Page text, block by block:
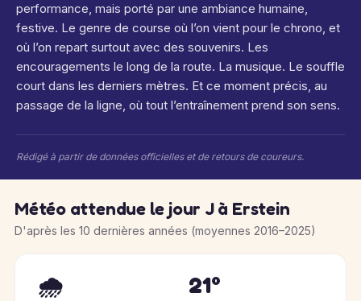
performance, mais porté par une ambiance humaine,
festive. Le genre de course où l’on vient pour le chrono, et
où l’on repart surtout avec des souvenirs. Les
encouragements le long de la route. La musique. Le souffle
court dans les derniers mètres. Et ce moment précis, au
passage de la ligne, où tout l’entraînement prend son sens.
Rédigé à partir de données officielles et de retours de coureurs.
Météo attendue le jour J à Erstein
D'après les 10 dernières années (moyennes 2016–2025)
🌧️ 21°